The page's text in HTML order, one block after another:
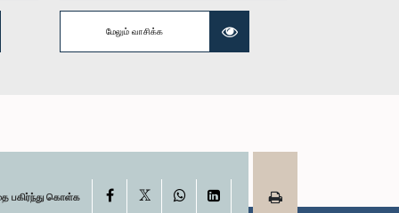
திசாநாயக்க,
மேலும் வாசிக்க
பகிர்ந்து கொள்க Facebook WhatsAppLinkedIn